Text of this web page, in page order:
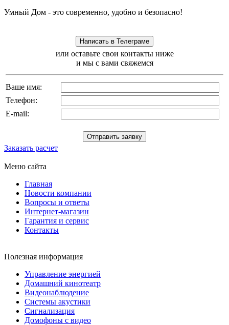
Умный Дом - это современно, удобно и безопасно!
или оставьте свои контакты ниже
и мы с вами свяжемся
Ваше имя:
Телефон:
E-mail:
Заказать расчет
Меню сайта
Главная
Новости компании
Вопросы и ответы
Интернет-магазин
Гарантия и сервис
Контакты
Полезная информация
Управление энергией
Домашний кинотеатр
Видеонаблюдение
Системы акустики
Сигнализация
Домофоны с видео